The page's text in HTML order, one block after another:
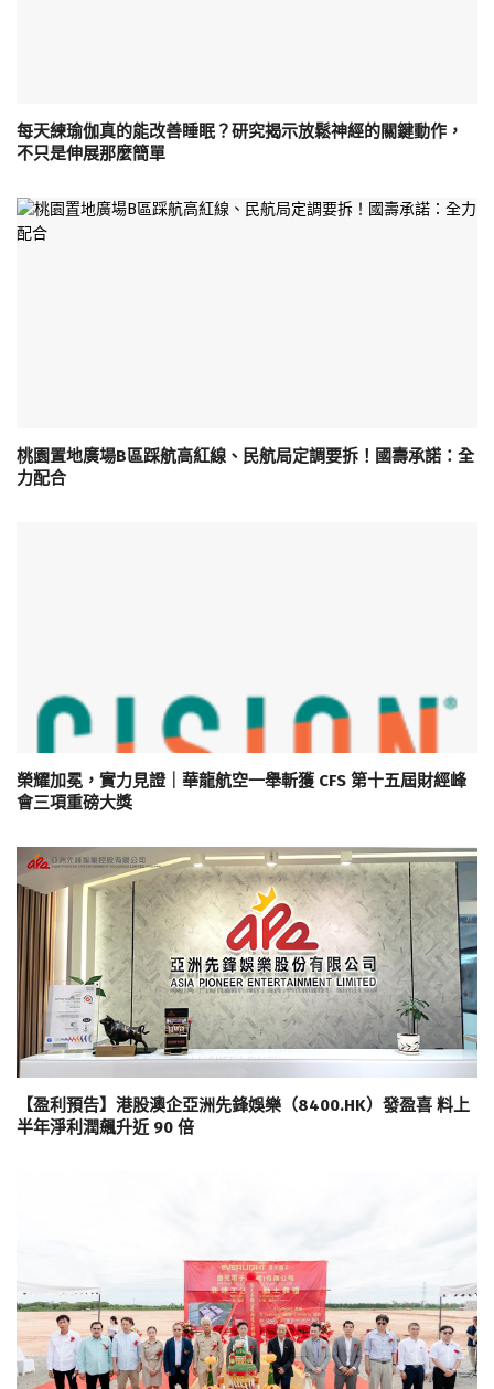
每天練瑜伽真的能改善睡眠？研究揭示放鬆神經的關鍵動作，
不只是伸展那麼簡單
桃園置地廣場B區踩航高紅線、民航局定調要拆！國壽承諾：全
力配合
榮耀加冕，實力見證｜華龍航空一舉斬獲 CFS 第十五屆財經峰
會三項重磅大獎
【盈利預告】港股澳企亞洲先鋒娛樂（8400.HK）發盈喜 料上
半年淨利潤飆升近 90 倍